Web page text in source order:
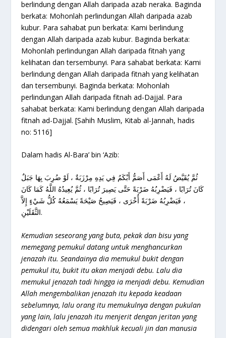
berlindung dengan Allah daripada azab neraka. Baginda
berkata: Mohonlah perlindungan Allah daripada azab
kubur. Para sahabat pun berkata: Kami berlindung
dengan Allah daripada azab kubur. Baginda berkata:
Mohonlah perlindungan Allah daripada fitnah yang
kelihatan dan tersembunyi. Para sahabat berkata: Kami
berlindung dengan Allah daripada fitnah yang kelihatan
dan tersembunyi. Baginda berkata: Mohonlah
perlindungan Allah daripada fitnah ad-Dajjal. Para
sahabat berkata: Kami berlindung dengan Allah daripada
fitnah ad-Dajjal. [Sahih Muslim, Kitab al-Jannah, hadis
no: 5116]
Dalam hadis Al-Bara’ bin ‘Azib:
ثُمَّ يُقَيَّضُ لَهُ أَعْمَى أَصَمُّ أَبْكَمُ فِي يَدِهِ مِرْزَبَةٌ ، لَوْ ضُرِبَ بِهَا جَبَلٌ
كَانَ تُرَابًا ، فَيَضْرِبُهُ ضَرْبَةً حَتَّى يَصِيرَ تُرَابًا ، ثُمَّ يُعِيدُهُ اللَّهُ كَمَا كَانَ
، فَيَضْرِبُهُ ضَرْبَةً أُخْرَى ، فَيَصِيحُ صَيْحَةً يَسْمَعُهُ كُلُّ شَيْءٍ إِلاَّ
الثَّقَلَيْنِ.
Kemudian seseorang yang buta, pekak dan bisu yang
memegang pemukul datang untuk menghancurkan
jenazah itu. Seandainya dia memukul bukit dengan
pemukul itu, bukit itu akan menjadi debu. Lalu dia
memukul jenazah tadi hingga ia menjadi debu. Kemudian
Allah mengembalikan jenazah itu kepada keadaan
sebelumnya, lalu orang itu memukulnya dengan pukulan
yang lain, lalu jenazah itu menjerit dengan jeritan yang
didengari oleh semua makhluk kecuali jin dan manusia